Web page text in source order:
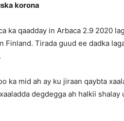
korona
ka qaadday in Arbaca 2.9 2020
Finland. Tirada guud ee dadka
ka mid ah ay ku jiraan qaybta
degdegga ah halkii shalay